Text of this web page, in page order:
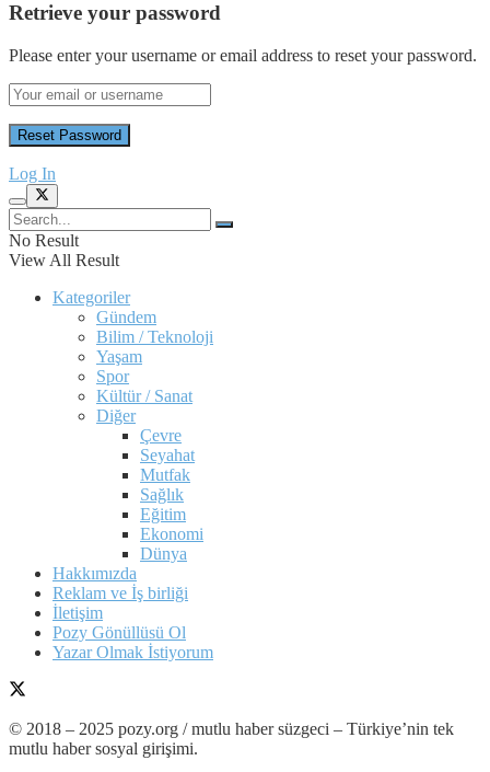
Retrieve your password
Please enter your username or email address to reset your password.
Log In
No Result
View All Result
Kategoriler
Gündem
Bilim / Teknoloji
Yaşam
Spor
Kültür / Sanat
Diğer
Çevre
Seyahat
Mutfak
Sağlık
Eğitim
Ekonomi
Dünya
Hakkımızda
Reklam ve İş birliği
İletişim
Pozy Gönüllüsü Ol
Yazar Olmak İstiyorum
© 2018 – 2025 pozy.org / mutlu haber süzgeci – Türkiye’nin tek
mutlu haber sosyal girişimi.